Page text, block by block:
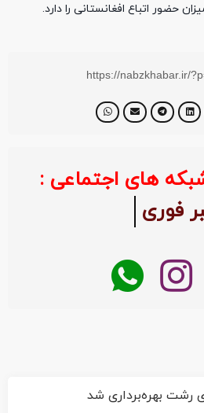
حضور اتباع افغانستانی را دارد.
https://nabzkhabar.ir/
های اجتماعی :
خبر فوری